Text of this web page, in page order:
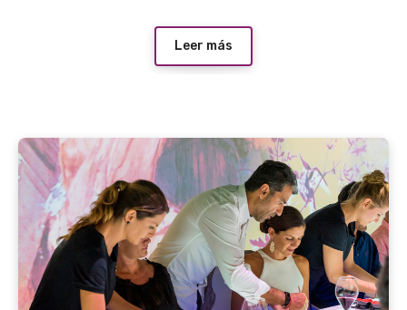
Leer más